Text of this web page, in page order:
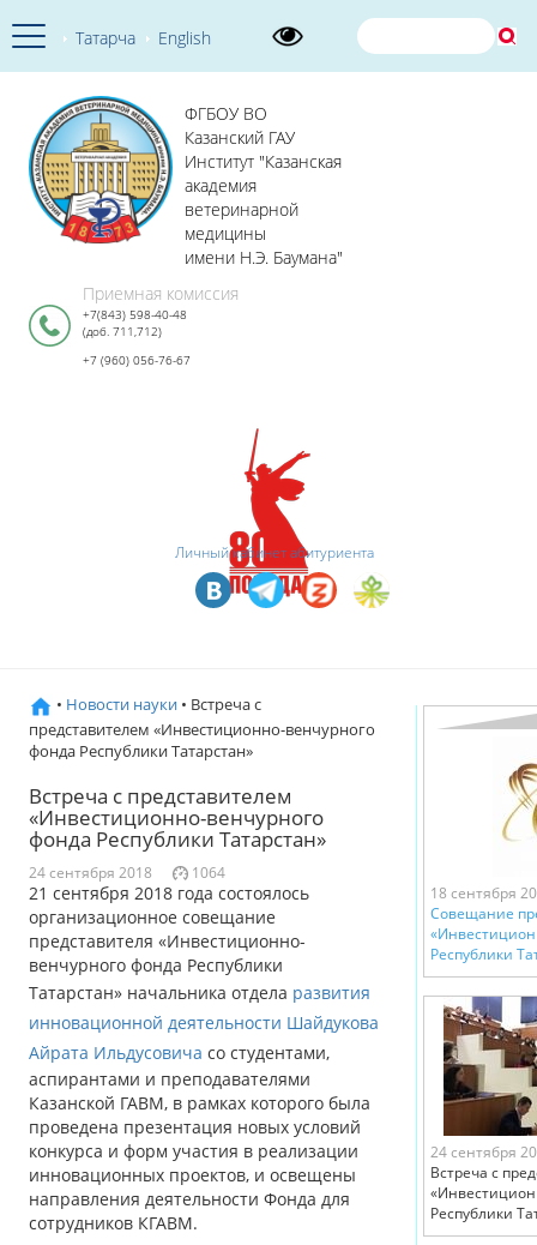
Татарча English
ФГБОУ ВО
Казанский ГАУ
Институт "Казанская
академия
ветеринарной
медицины
имени Н.Э. Баумана"
Приемная комиссия
+7(843) 598-40-48
(доб. 711,712)
+7 (960) 056-76-67
Личный кабинет абитуриента
• Новости науки • Встреча с
представителем «Инвестиционно-венчурного
фонда Республики Татарстан»
Встреча с представителем
«Инвестиционно-венчурного
фонда Республики Татарстан»
24 сентября 2018 1064
21 сентября 2018 года состоялось
организационное совещание
представителя «Инвестиционно-
венчурного фонда Республики
Татарстан» начальника отдела развития
инновационной деятельности Шайдукова
Айрата Ильдусовича со студентами,
аспирантами и преподавателями
Казанской ГАВМ, в рамках которого была
проведена презентация новых условий
конкурса и форм участия в реализации
инновационных проектов, и освещены
направления деятельности Фонда для
сотрудников КГАВМ.
18 сентября
Cовещание
Республики
24 сентября
Встреча с
Республики